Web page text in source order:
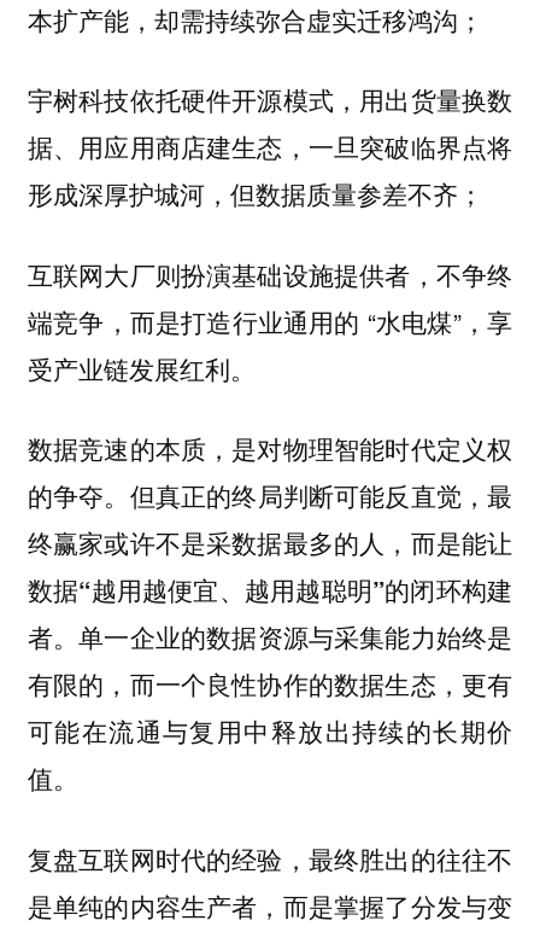
本扩产能，却需持续弥合虚实迁移鸿沟；
宇树科技依托硬件开源模式，用出货量换数
据、用应用商店建生态，一旦突破临界点将
形成深厚护城河，但数据质量参差不齐 ；
互联网大厂则扮演基础设施提供者， 不争终
端竞争，而是打造行业通用的 “水电煤”，享
受产业链发展红利。
数据竞速的本质，是对物理智能时代定义权
的争夺。但真正的终局判断可能反直觉，最
终赢家或许不是采数据最多的人，而是能让
数据“越用越便宜、越用越聪明”的闭环构建
者。单一企业的数据资源与采集能力始终是
有限的，而一个良性协作的数据生态，更有
可能在流通与复用中释放出持续的长期价
值。
复盘互联网时代的经验，最终胜出的往往不
是单纯的内容生产者，而是掌握了分发与变